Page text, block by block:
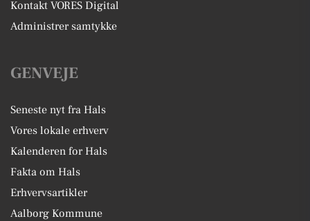
Kontakt VORES Digital
Administrer samtykke
GENVEJE
Seneste nyt fra Hals
Vores lokale erhverv
Kalenderen for Hals
Fakta om Hals
Erhvervsartikler
Aalborg Kommune